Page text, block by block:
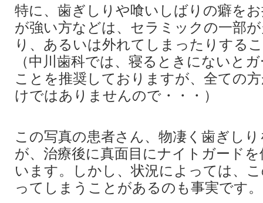
特に、歯ぎしりや喰いしばりの癖を
が強い方などは、セラミックの一部
り、あるいは外れてしまったりする
（中川歯科では、寝るときにないと
ことを推奨しておりますが、全ての
けではありませんので・・・）
この写真の患者さん、物凄く歯ぎし
が、治療後に真面目にナイトガード
います。しかし、状況によっては、
ってしまうことがあるのも事実です。